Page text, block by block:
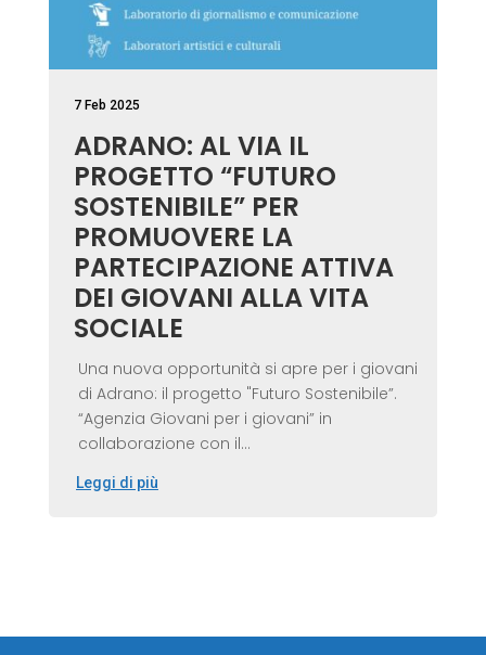
7 Feb 2025
ADRANO: AL VIA IL
PROGETTO “FUTURO
SOSTENIBILE” PER
PROMUOVERE LA
PARTECIPAZIONE ATTIVA
DEI GIOVANI ALLA VITA
SOCIALE
Una nuova opportunità si apre per i giovani
di Adrano: il progetto "Futuro Sostenibile”.
“Agenzia Giovani per i giovani” in
collaborazione con il...
Leggi di più